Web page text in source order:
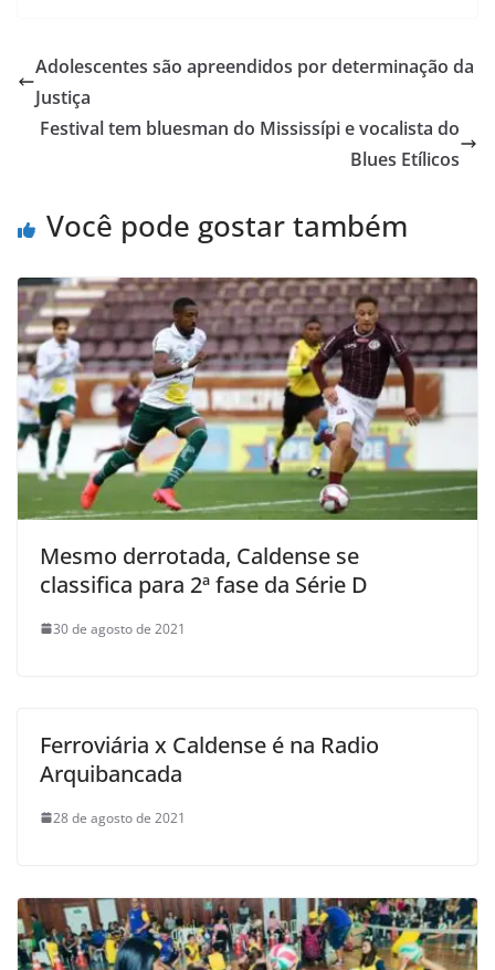
Adolescentes são apreendidos por determinação da
Justiça
Festival tem bluesman do Mississípi e vocalista do
Blues Etílicos
Você pode gostar também
Mesmo derrotada, Caldense se
classifica para 2ª fase da Série D
30 de agosto de 2021
Ferroviária x Caldense é na Radio
Arquibancada
28 de agosto de 2021